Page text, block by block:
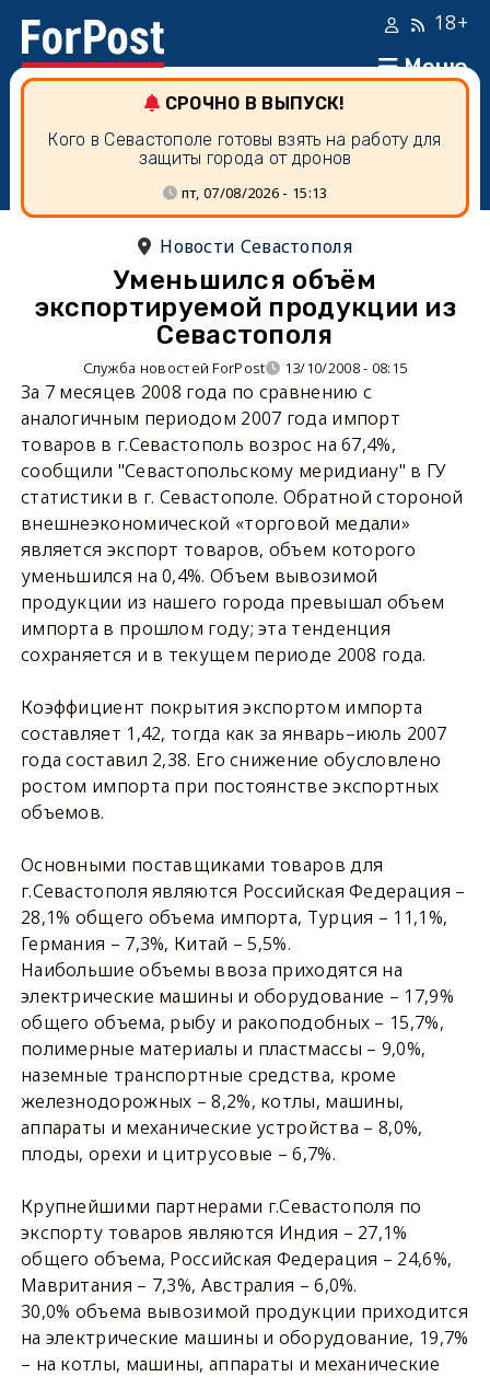
Меню
18+
СРОЧНО В ВЫПУСК!
Кого в Севастополе готовы взять на работу для
защиты города от дронов
пт, 07/08/2026 - 15:13
Новости Севастополя
Уменьшился объём
экспортируемой продукции из
Севастополя
Служба новостей ForPost 13/10/2008 - 08:15
За 7 месяцев 2008 года по сравнению с
аналогичным периодом 2007 года импорт
товаров в г.Севастополь возрос на 67,4%,
сообщили "Севастопольскому меридиану" в ГУ
статистики в г. Севастополе. Обратной стороной
внешнеэкономической «торговой медали»
является экспорт товаров, объем которого
уменьшился на 0,4%. Объем вывозимой
продукции из нашего города превышал объем
импорта в прошлом году; эта тенденция
сохраняется и в текущем периоде 2008 года.
Коэффициент покрытия экспортом импорта
составляет 1,42, тогда как за январь–июль 2007
года составил 2,38. Его снижение обусловлено
ростом импорта при постоянстве экспортных
объемов.
Основными поставщиками товаров для
г.Севастополя являются Российская Федерация –
28,1% общего объема импорта, Турция – 11,1%,
Германия – 7,3%, Китай – 5,5%.
Наибольшие объемы ввоза приходятся на
электрические машины и оборудование – 17,9%
общего объема, рыбу и ракоподобных – 15,7%,
полимерные материалы и пластмассы – 9,0%,
наземные транспортные средства, кроме
железнодорожных – 8,2%, котлы, машины,
аппараты и механические устройства – 8,0%,
плоды, орехи и цитрусовые – 6,7%.
Крупнейшими партнерами г.Севастополя по
экспорту товаров являются Индия – 27,1%
общего объема, Российская Федерация – 24,6%,
Мавритания – 7,3%, Австралия – 6,0%.
30,0% объема вывозимой продукции приходится
на электрические машины и оборудование, 19,7%
– на котлы, машины, аппараты и механические